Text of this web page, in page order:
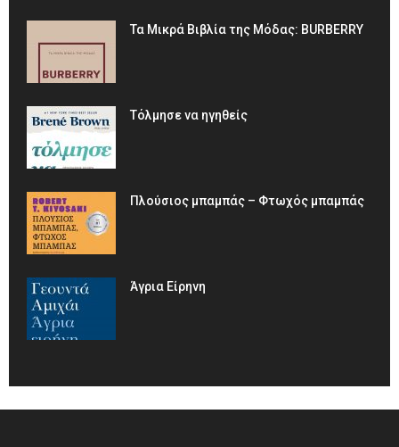
Τα Μικρά Βιβλία της Μόδας: BURBERRY
Τόλμησε να ηγηθείς
Πλούσιος μπαμπάς – Φτωχός μπαμπάς
Άγρια Είρηνη